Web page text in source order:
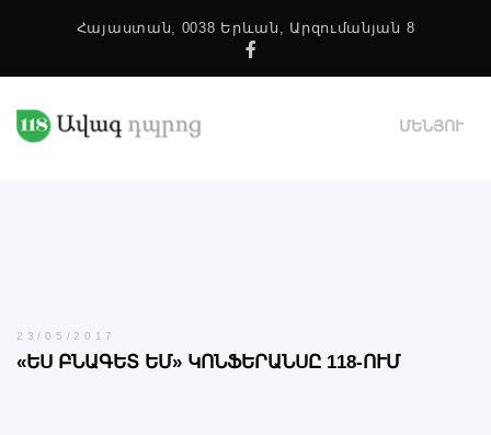
Հայաստան, 0038 Երևան, Արզումանյան 8
ՄԵՆՅՈՒ
23/05/2017
«ԵՍ ԲՆԱԳԵՏ ԵՄ» ԿՈՆՖԵՐԱՆՍԸ 118-ՈՒՄ